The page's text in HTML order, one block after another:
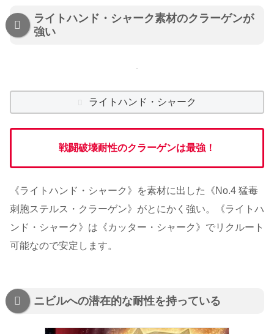
ライトハンド・シャーク素材のクラーゲンが
強い
ライトハンド・シャーク
戦闘破壊耐性のクラーゲンは最強！
《ライトハンド・シャーク》を素材に出した《No.4 猛毒
刺胞ステルス・クラーゲン》がとにかく強い。《ライトハ
ンド・シャーク》は《カッター・シャーク》でリクルート
可能なので安定します。
ニビルへの潜在的な耐性を持っている